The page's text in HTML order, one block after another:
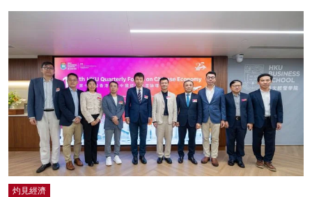
灼見經濟